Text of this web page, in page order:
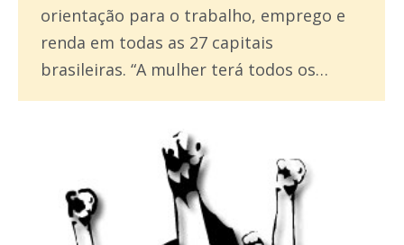
orientação para o trabalho, emprego e
renda em todas as 27 capitais
brasileiras. “A mulher terá todos os…